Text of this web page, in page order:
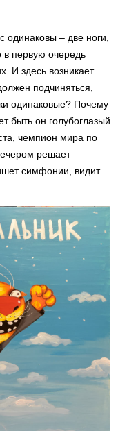
– две ноги,
в первую очередь
И здесь возникает
подчиняться,
одинаковые? Почему
быть он голубоглазый
чемпион мира по
решает
симфонии, видит